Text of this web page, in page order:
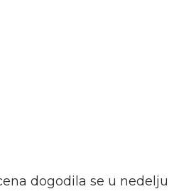
dogodila se u nedelju